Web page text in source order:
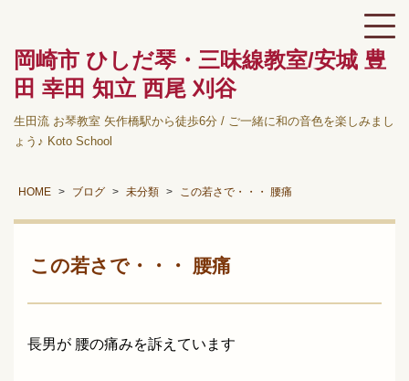
岡崎市 ひしだ琴・三味線教室/安城 豊
田 幸田 知立 西尾 刈谷
生田流 お琴教室 矢作橋駅から徒歩6分 / ご一緒に和の音色を楽しみまし
ょう♪ Koto School
HOME ブログ 未分類 この若さで・・・ 腰痛
この若さで・・・ 腰痛
長男が 腰の痛みを訴えています